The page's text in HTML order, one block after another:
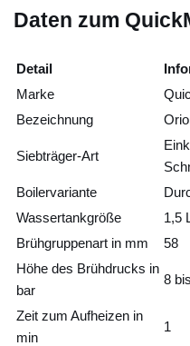
Daten zum
Detail
Marke
Bezeichnung
Siebträger-Art
Boilervariante
Wassertankgröße
1,5
Brühgruppenart in mm
58
Höhe des Brühdrucks in
bar
8
Zeit zum Aufheizen in
min
1